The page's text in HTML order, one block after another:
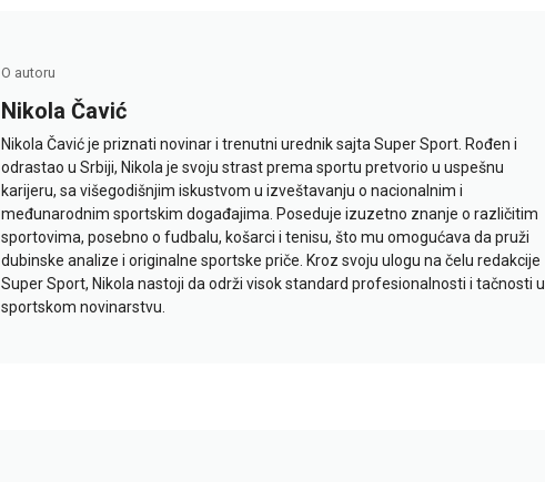
O autoru
Nikola Čavić
Nikola Čavić je priznati novinar i trenutni urednik sajta Super Sport. Rođen i
odrastao u Srbiji, Nikola je svoju strast prema sportu pretvorio u uspešnu
karijeru, sa višegodišnjim iskustvom u izveštavanju o nacionalnim i
međunarodnim sportskim događajima. Poseduje izuzetno znanje o različitim
sportovima, posebno o fudbalu, košarci i tenisu, što mu omogućava da pruži
dubinske analize i originalne sportske priče. Kroz svoju ulogu na čelu redakcije
Super Sport, Nikola nastoji da održi visok standard profesionalnosti i tačnosti u
sportskom novinarstvu.